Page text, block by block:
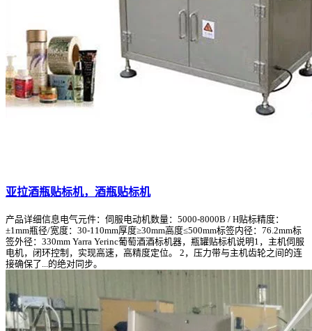
亚拉酒瓶贴标机，酒瓶贴标机
产品详细信息电气元件：伺服电动机数量：5000-8000B / H贴标精度：
±1mm瓶径/宽度：30-110mm厚度≥30mm高度≤500mm标签内径：76.2mm标
签外径：330mm Yarra Yerinc葡萄酒酒标机器，瓶罐贴标机说明1，主机伺服
电机，闭环控制，实现高速，高精度定位。 2，压力带与主机齿轮之间的连
接确保了...的绝对同步。